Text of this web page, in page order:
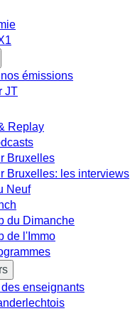
émissions
JT
Replay
Bruxelles
Bruxelles: les interviews
Neuf
du Dimanche
de l'Immo
enseignants